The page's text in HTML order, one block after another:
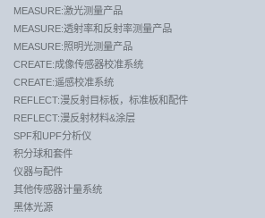
MEASURE:激光测量产品
MEASURE:透射率和反射率测量产品
MEASURE:照明光测量产品
CREATE:成像传感器校准系统
CREATE:遥感校准系统
REFLECT:漫反射目标板，标准板和配件
REFLECT:漫反射材料&涂层
SPF和UPF分析仪
积分球和套件
仪器与配件
其他传感器计量系统
黑体光源